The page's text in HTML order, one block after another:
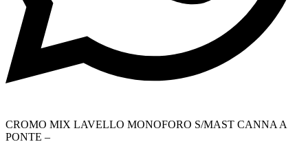
CROMO MIX LAVELLO MONOFORO S/MAST CANNA A
PONTE –